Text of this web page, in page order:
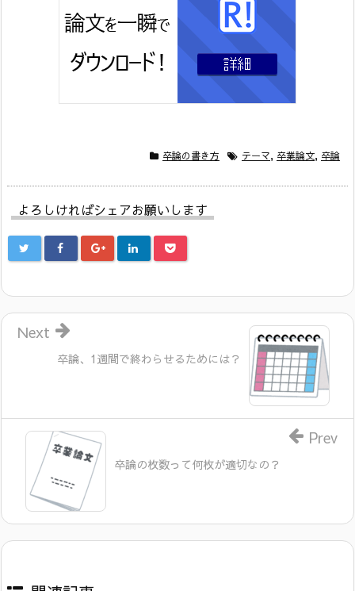
卒論の書き方 テーマ, 卒業論文, 卒論
よろしければシェアお願いします
卒論、1週間で終わらせるためには？
Next
卒論の枚数って何枚が適切なの？
Prev